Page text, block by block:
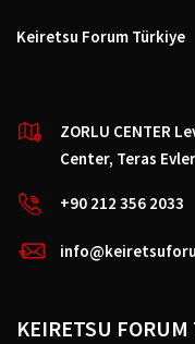
Keiretsu Forum Türkiye
ZORLU CENTER
Center, Teras
+90 212 356 2033
KEIRETSU